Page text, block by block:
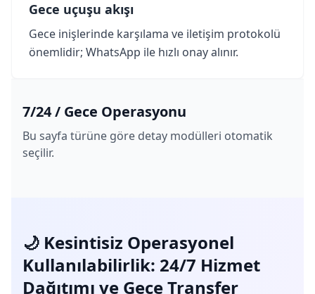
Gece uçuşu akışı
Gece inişlerinde karşılama ve iletişim protokolü
önemlidir; WhatsApp ile hızlı onay alınır.
7/24 / Gece Operasyonu
Bu sayfa türüne göre detay modülleri otomatik
seçilir.
🌙 Kesintisiz Operasyonel
Kullanılabilirlik: 24/7 Hizmet
Dağıtımı ve Gece Transfer